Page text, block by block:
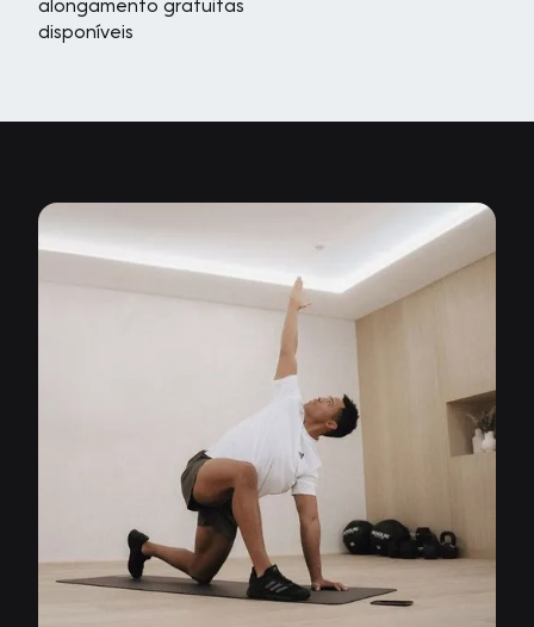
alongamento gratuitas
disponíveis